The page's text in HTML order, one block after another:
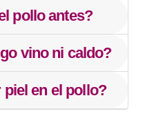
pollo antes?
vino ni caldo?
en el pollo?